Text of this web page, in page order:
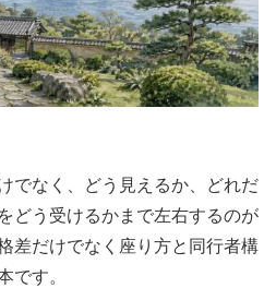
でなく、どう見えるか、どれだ
どう受けるかまで左右するのが
差だけでなく座り方と同行者構
です。